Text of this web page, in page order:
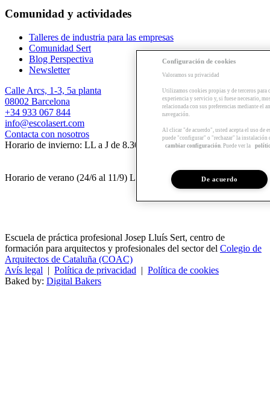
Comunidad y actividades
Talleres de industria para las empresas
Comunidad Sert
Blog Perspectiva
Newsletter
Calle Arcs, 1-3, 5a planta
08002 Barcelona
+34 933 067 844
info@escolasert.com
Contacta con nosotros
Horario de invierno: LL a J de 8.30 a 16.30 h / V de 8.30 a 14 h.
Horario de verano (24/6 al 11/9) LL a V de 8.30 a 14 h.
Escuela de práctica profesional Josep Lluís Sert, centro de
formación para arquitectos y profesionales del sector del Colegio de
Arquitectos de Cataluña (COAC)
Avís legal | Política de privacidad | Política de cookies
Baked by: Digital Bakers
Configuración de cookies
Valoramos su privacidad
Utilizamos cookies propias y de terceros para
experiencia y servicio y, si fuese necesario,
relacionada con sus preferencias mediante el
navegación.
Al clicar "de acuerdo", usted acepta el uso de
puede "configurar" o "rechazar" la instalación
cambiar configuración . Puede ver la
De acuerdo